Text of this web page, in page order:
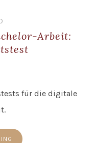
Arbeit:
für die digitale